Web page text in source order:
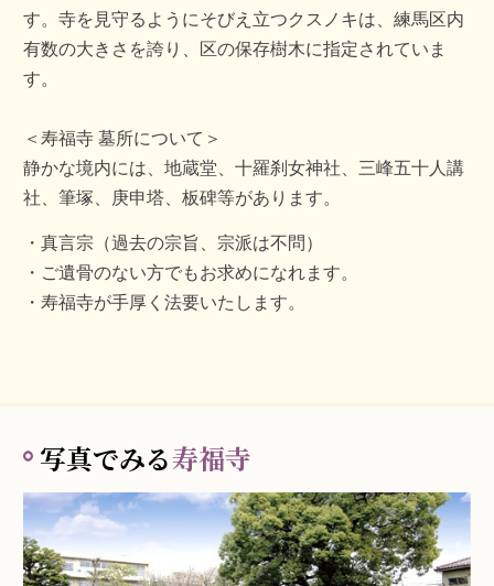
す。寺を見守るようにそびえ立つクスノキは、練馬区内
有数の大きさを誇り、区の保存樹木に指定されていま
す。
＜寿福寺 墓所について＞
静かな境内には、地蔵堂、十羅刹女神社、三峰五十人講
社、筆塚、庚申塔、板碑等があります。
真言宗（過去の宗旨、宗派は不問）
ご遺骨のない方でもお求めになれます。
寿福寺が手厚く法要いたします。
写真でみる寿福寺